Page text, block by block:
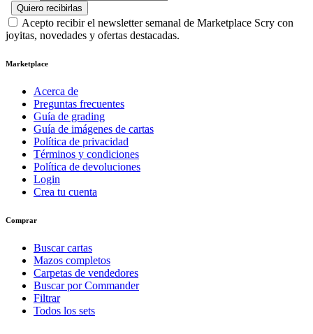
Quiero recibirlas
Acepto recibir el newsletter semanal de Marketplace Scry con
joyitas, novedades y ofertas destacadas.
Marketplace
Acerca de
Preguntas frecuentes
Guía de grading
Guía de imágenes de cartas
Política de privacidad
Términos y condiciones
Política de devoluciones
Login
Crea tu cuenta
Comprar
Buscar cartas
Mazos completos
Carpetas de vendedores
Buscar por Commander
Filtrar
Todos los sets